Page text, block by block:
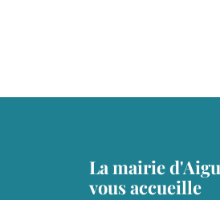
La mairie
vous accueille